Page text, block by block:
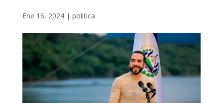
Ene 16, 2024| politica